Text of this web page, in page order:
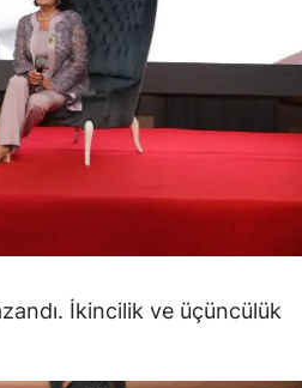
İkincilik ve üçüncülük